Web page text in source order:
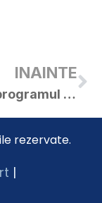
INAINTE
Anunț – programul național pentru eradicarea rabiei la vulpi
rezervate.
|